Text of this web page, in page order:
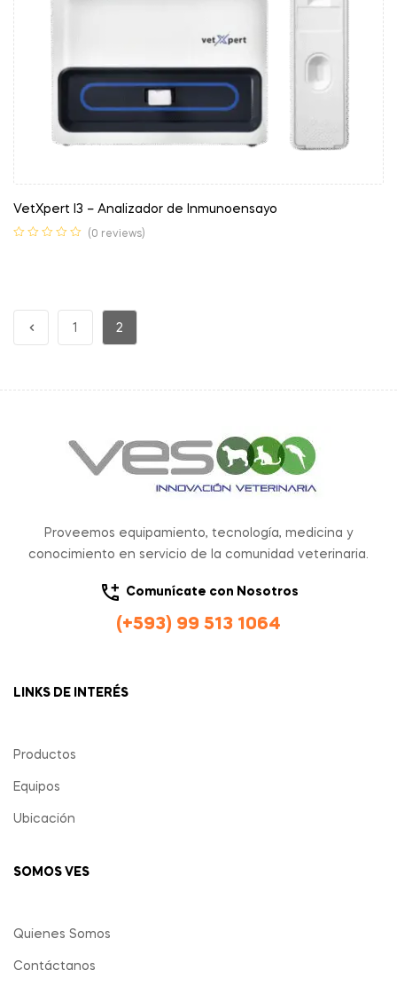
VetXpert I3 – Analizador de Inmunoensayo
(0 reviews)
1 2
Proveemos equipamiento, tecnología, medicina y
conocimiento en servicio de la comunidad veterinaria.
Comunícate con Nosotros
(+593) 99 513 1064
LINKS DE INTERÉS
Productos
Equipos
Ubicación
SOMOS VES
Quienes Somos
Contáctanos